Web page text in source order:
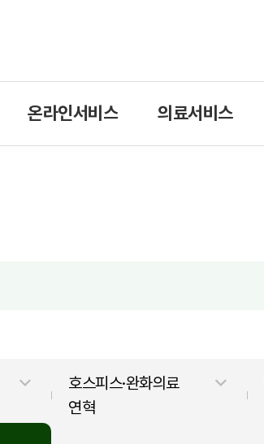
온라인서비스 의료서비스
호스피스·완화의료
연혁